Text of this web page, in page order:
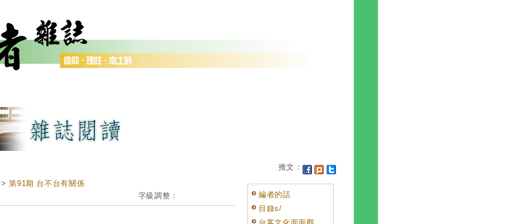
推文：
>第91期 台不台有關係
字級調整：
編者的話
目錄s/